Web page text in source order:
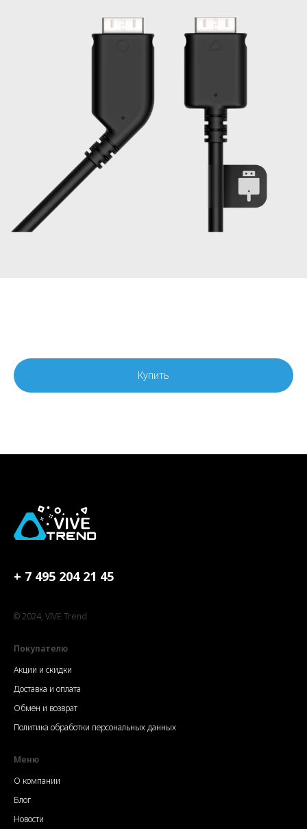
Купить
+ 7 495 204 21 45
© 2024, VIVE Trend
Покупателю
Акции и скидки
Доставка и оплата
Обмен и возврат
Политика обработки персональных данных
Меню
О компании
Блог
Новости